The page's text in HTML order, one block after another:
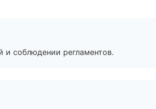
и соблюдении регламентов.